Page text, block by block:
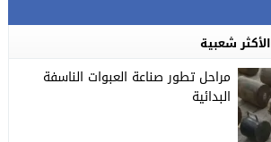
الأكثر شعبية
مراحل تطور صناعة العبوات الناسفة
البدائية